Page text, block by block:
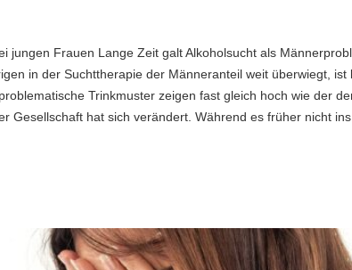
jungen Frauen Lange Zeit galt Alkoholsucht als
in der Suchttherapie der Männeranteil weit überwiegt, ist
Trinkmuster zeigen fast gleich hoch wie der
Gesellschaft hat sich verändert. Während es früher nicht ins